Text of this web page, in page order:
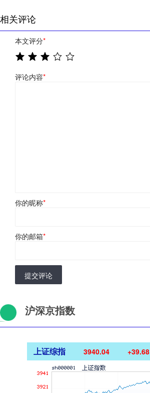
相关评论
本文评分*
评论内容*
你的昵称*
你的邮箱*
提交评论
沪深京指数
上证综指 3940.04 +39.68